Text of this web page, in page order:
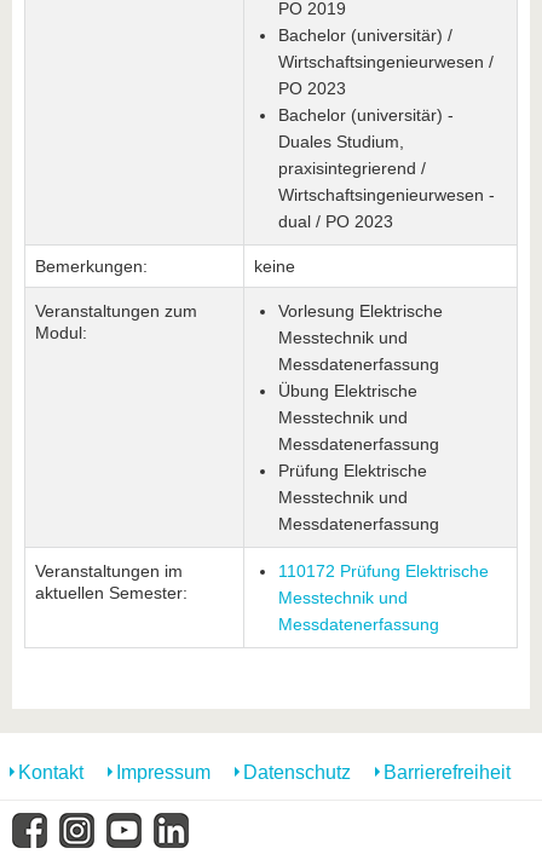
PO 2019
Bachelor (universitär) /
Wirtschaftsingenieurwesen /
PO 2023
Bachelor (universitär) -
Duales Studium,
praxisintegrierend /
Wirtschaftsingenieurwesen -
dual / PO 2023
Bemerkungen: keine
Veranstaltungen zum
Modul:
Vorlesung Elektrische
Messtechnik und
Messdatenerfassung
Übung Elektrische
Messtechnik und
Messdatenerfassung
Prüfung Elektrische
Messtechnik und
Messdatenerfassung
Veranstaltungen im
aktuellen Semester:
110172 Prüfung Elektrische
Messtechnik und
Messdatenerfassung
Kontakt Impressum Datenschutz Barrierefreiheit